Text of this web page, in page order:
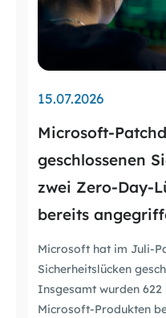
15.07.2026
Microsoft-
geschlossenen
zwei Zero-Day-
bereits
Microsoft hat im Juli-
Sicherheitslücken
Insgesamt wurden 622
Microsoft-Produkten